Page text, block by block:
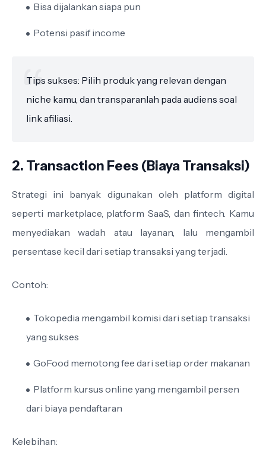
Bisa dijalankan siapa pun
Potensi pasif income
Tips sukses: Pilih produk yang relevan dengan
niche kamu, dan transparanlah pada audiens soal
link afiliasi.
2. Transaction Fees (Biaya Transaksi)
Strategi ini banyak digunakan oleh platform digital
seperti marketplace, platform SaaS, dan fintech. Kamu
menyediakan wadah atau layanan, lalu mengambil
persentase kecil dari setiap transaksi yang terjadi.
Contoh:
Tokopedia mengambil komisi dari setiap transaksi
yang sukses
GoFood memotong fee dari setiap order makanan
Platform kursus online yang mengambil persen
dari biaya pendaftaran
Kelebihan: